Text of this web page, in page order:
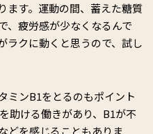
ます。運動の間、蓄えた糖質
、疲労感が少なくなるんで
ラクに動くと思うので、試し
ミンB1をとるのもポイント
助ける働きがあり、B1が不
どを感じることもありま